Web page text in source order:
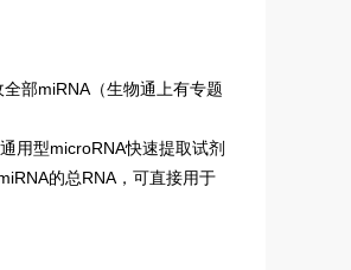
部miRNA（生物通上有专题
用型microRNA快速提取试剂
的总RNA，可直接用于